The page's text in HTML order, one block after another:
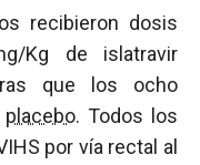
recibieron dosis
Kg de islatravir
que los ocho
placebo. Todos los
por vía rectal al